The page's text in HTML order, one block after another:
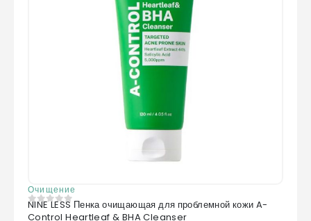
Очищение
0из 5
NINE LESS Пенка очищающая для проблемной кожи A-
Control Heartleaf & BHA Cleanser